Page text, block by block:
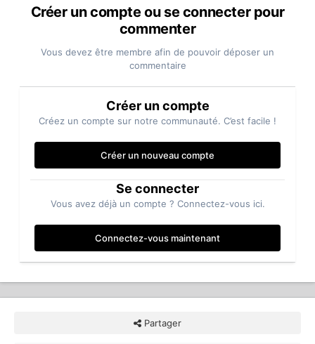
Créer un compte ou se connecter pour
commenter
Vous devez être membre afin de pouvoir déposer un
commentaire
Créer un compte
Créez un compte sur notre communauté. C’est facile !
Créer un nouveau compte
Se connecter
Vous avez déjà un compte ? Connectez-vous ici.
Connectez-vous maintenant
Partager